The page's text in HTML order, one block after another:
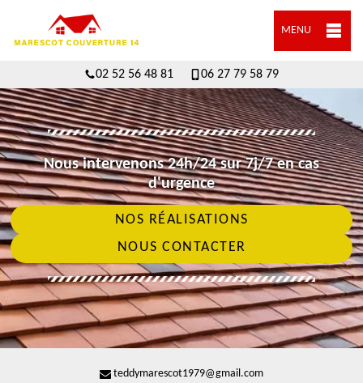
MENU
02 52 56 48 81 06 27 79 58 79
Nous intervenons 24h/24 sur 7j/7 en cas
d'urgence
NOS RÉALISATIONS
NOUS CONTACTER
teddymarescot1979@gmail.com